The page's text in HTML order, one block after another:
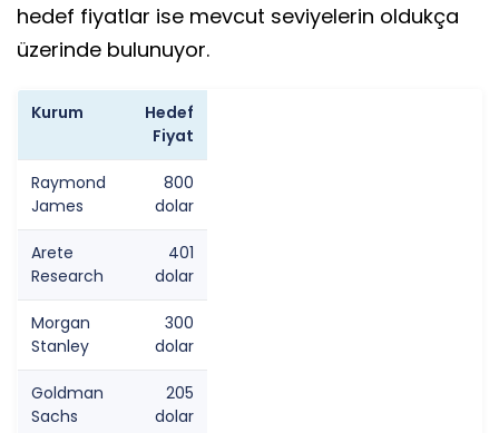
hedef fiyatlar ise mevcut seviyelerin oldukça
üzerinde bulunuyor.
Kurum
Hedef
Fiyat
Raymond
James
800
dolar
Arete
Research
401
dolar
Morgan
Stanley
300
dolar
Goldman
Sachs
205
dolar